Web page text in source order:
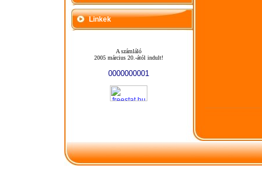
Linkek
A számláló
2005 március 20.-ától indult!
0000000001